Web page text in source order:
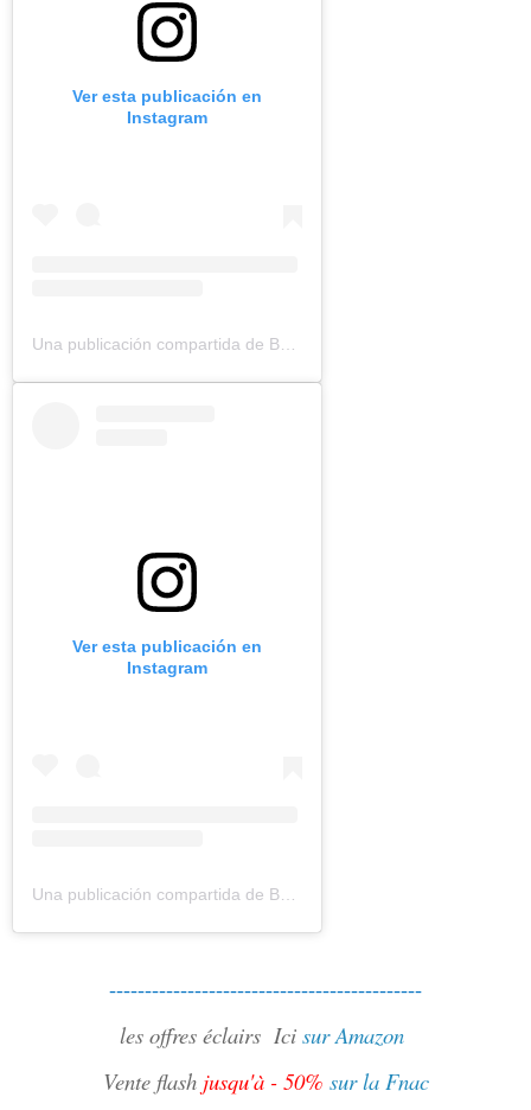
Ver esta publicación en
Instagram
Ver esta publicación en
Instagram
Una publicación compartida de Bouquinovore Modéré (@bouquinovore)
--------------------------------------------
les offres éclairs Ici sur Amazon
Vente flash jusqu'à - 50% sur la Fnac